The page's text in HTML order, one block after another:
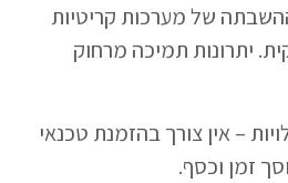
של מערכות קריטיות
יתרונות תמיכה מרחוק
– אין צורך בהזמנת טכנאי
זמן וכסף.